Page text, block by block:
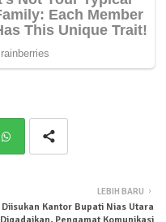
tsa
LEBIH BARU
Diisukan Kantor Bupati Nias Utara